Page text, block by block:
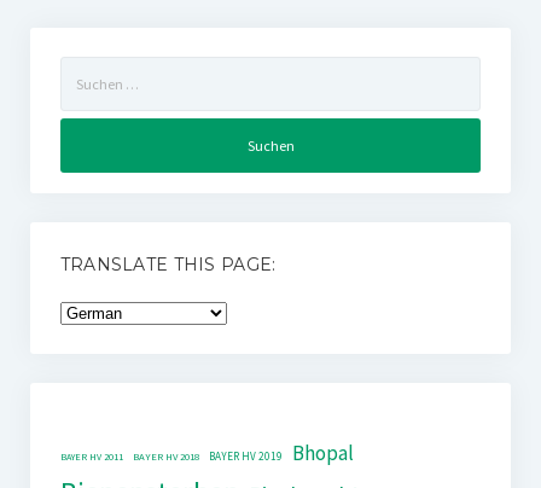
nach:
TRANSLATE THIS PAGE:
BAYER HV 2011 BAYER HV 2018 BAYER HV 2019 Bhopal